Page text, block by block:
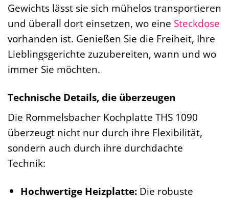
Gewichts lässt sie sich mühelos transportieren
und überall dort einsetzen, wo eine Steckdose
vorhanden ist. Genießen Sie die Freiheit, Ihre
Lieblingsgerichte zuzubereiten, wann und wo
immer Sie möchten.
Technische Details, die überzeugen
Die Rommelsbacher Kochplatte THS 1090
überzeugt nicht nur durch ihre Flexibilität,
sondern auch durch ihre durchdachte
Technik:
Hochwertige Heizplatte:Die robuste